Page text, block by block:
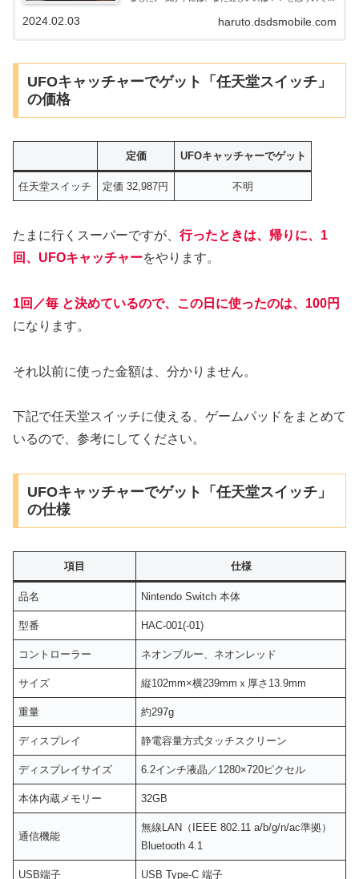
す。 バンダイのたまごっちも、いろいろな種類があるよ
haruto.dsdsmobile.com
2024.02.03
UFOキャッチャーでゲット「任天堂スイッチ」
の価格
定価 UFOキャッチャーでゲット
任天堂スイッチ 定価 32,987円 不明
たまに行くスーパーですが、 行ったときは、帰りに、1
回、UFOキャッチャーをやります。
1回／毎 と決めているので、 この日に使ったのは、100円
になります。
それ以前に使った金額は、分かりません。
下記で任天堂スイッチに使える、ゲームパッドをまとめて
いるので、参考にしてください。
UFOキャッチャーでゲット「任天堂スイッチ」
の仕様
項目 仕様
品名 Nintendo Switch 本体
型番 HAC-001(-01)
コントローラー ネオンブルー、ネオンレッド
サイズ 縦102mm×横239mmｘ厚さ13.9mm
重量 約297g
ディスプレイ 静電容量方式タッチスクリーン
ディスプレイサイズ 6.2インチ液晶／1280×720ピクセル
本体内蔵メモリー 32GB
通信機能
無線LAN（IEEE 802.11 a/b/g/n/ac準拠）
Bluetooth 4.1
USB端子 USB Type-C 端子